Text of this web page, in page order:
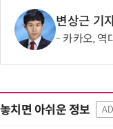
변상근 기
카카오, 역대 최대
놓치면 아쉬운 정보 AD